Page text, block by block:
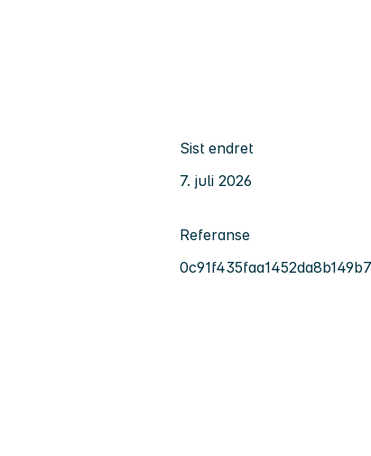
Sist endret
7. juli 2026
Referanse